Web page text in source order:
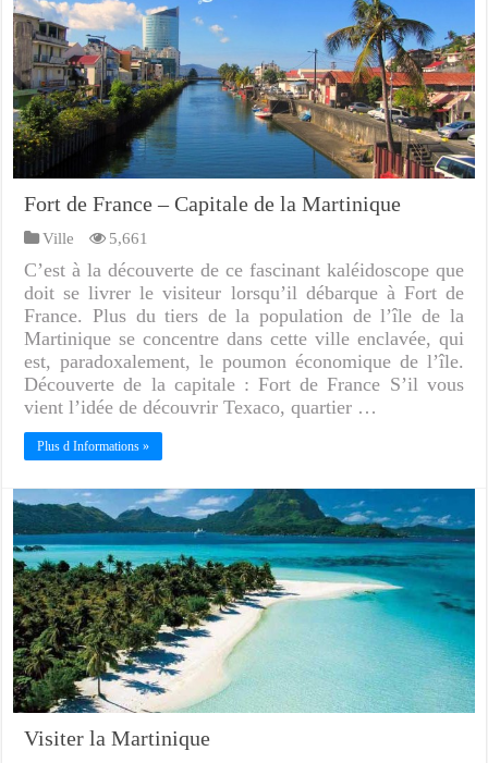
Fort de France – Capitale de la Martinique
Ville 5,661
C’est à la découverte de ce fascinant kaléidoscope que
doit se livrer le visiteur lorsqu’il débarque à Fort de
France. Plus du tiers de la population de l’île de la
Martinique se concentre dans cette ville enclavée, qui
est, paradoxalement, le poumon économique de l’île.
Découverte de la capitale : Fort de France S’il vous
vient l’idée de découvrir Texaco, quartier …
Plus d Informations »
Visiter la Martinique